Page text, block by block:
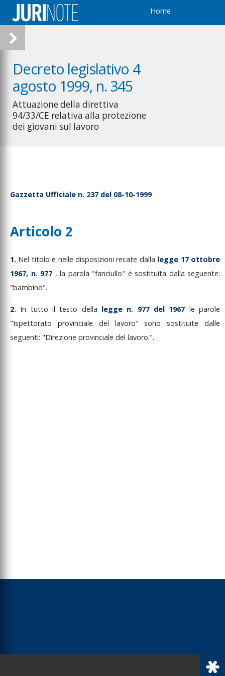
Home
Decreto legislativo 4
agosto 1999, n. 345
Attuazione della direttiva
94/33/CE relativa alla protezione
dei giovani sul lavoro
Gazzetta Ufficiale n. 237 del 08-10-1999
Articolo 2
1. Nel titoloe nelledisposizionirecate dalla legge 17 ottobre
1967, n. 977 , la parola "fanciullo" è sostituita dalla seguente:
"bambino".
2. In tuttoiltesto della legge n. 977 del 1967 leparole
"Ispettorato provinciale del lavoro"sonosostituitedalle
seguenti: "Direzione provinciale del lavoro.".